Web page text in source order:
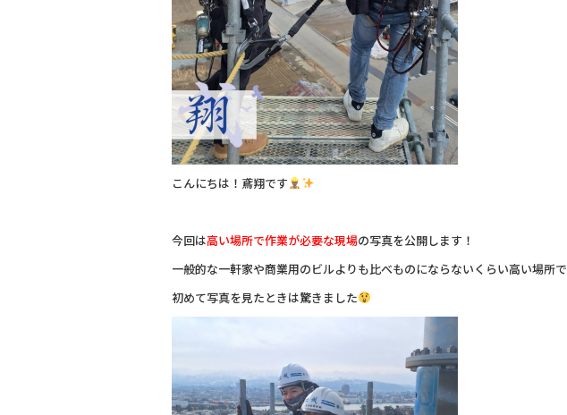
こんにちは！鳶翔です
今回は高い場所で作業が必要な現場の写真を公開します！
一般的な一軒家や商業用のビルよりも比べものにならないくらい高い場所で
初めて写真を見たときは驚きました